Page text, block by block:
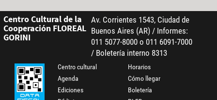
Centro Cultural de la
Cooperación FLOREAL
GORINI
Av. Corrientes 1543, Ciudad de
Buenos Aires (AR) / Informes:
011 5077-8000 o 011 6091-7000
/ Boletería interno 8313
Centro cultural
Agenda
Ediciones
Horarios
Cómo llegar
Boletería